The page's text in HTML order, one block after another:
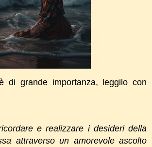
di grande importanza, leggilo con
e realizzare i desideri della
attraverso un amorevole ascolto